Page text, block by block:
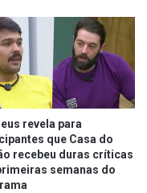
revela para
que Casa do
recebeu duras críticas
semanas do